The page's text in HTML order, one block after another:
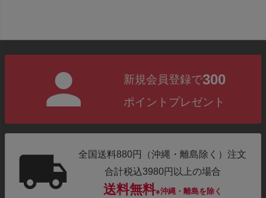
新規会員登録で300
ポイントプレゼント
全国送料880円（沖縄・離島除く）注文
合計税込3980円以上の場合
送料無料※沖縄・離島を除く